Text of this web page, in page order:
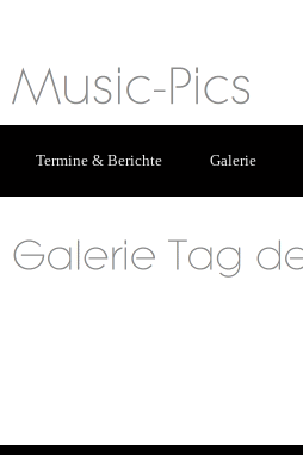
Termine & Berichte Galerie